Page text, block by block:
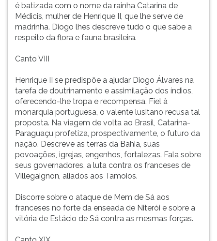
é batizada com o nome da rainha Catarina de
Médicis, mulher de Henrique II, que lhe serve de
madrinha. Diogo lhes descreve tudo o que sabe a
respeito da flora e fauna brasileira.
Canto VIII
Henrique II se predispõe a ajudar Diogo Álvares na
tarefa de doutrinamento e assimilação dos índios,
oferecendo-lhe tropa e recompensa. Fiel à
monarquia portuguesa, o valente lusitano recusa tal
proposta. Na viagem de volta ao Brasil, Catarina-
Paraguaçu profetiza, prospectivamente, o futuro da
nação. Descreve as terras da Bahia, suas
povoações, igrejas, engenhos, fortalezas. Fala sobre
seus governadores, a luta contra os franceses de
Villegaignon, aliados aos Tamoios.
Discorre sobre o ataque de Mem de Sá aos
franceses no forte da enseada de Niterói e sobre a
vitória de Estácio de Sá contra as mesmas forças.